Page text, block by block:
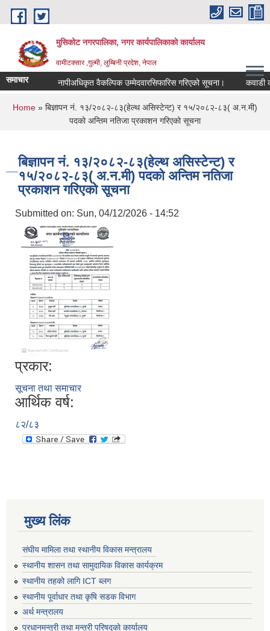
Skip to main content
मुसिकोट नगरपालिका, नगर कार्यपालिकाकाे कार्यालय
वामीटक्सार ,गुल्मी, लुम्बिनी प्रदेश, नेपाल
समाचार नापीअधिकृत वैकल्पिक उम्मेदवारसिफारिस गरिएको सूचना। कवाडी
You are here
Home » बिज्ञापन नं. १३/२०८२-८३(हेल्थ असिस्टेन्ट) र १५/२०८२-८३( अ.न.मी)
पदको अन्तिम नतिजा प्रकाशन गरिएको सूचना
बिज्ञापन नं. १३/२०८२-८३(हेल्थ असिस्टेन्ट) र
१५/२०८२-८३( अ.न.मी) पदको अन्तिम नतिजा
प्रकाशन गरिएको सूचना
Submitted on: Sun, 04/12/2026 - 14:52
प्रकार:
सूचना तथा समाचार
आर्थिक वर्ष:
८२/८३
मुख्य लिंक
संघीय मामिला तथा स्थानीय विकास मन्त्रालय
स्थानीय शासन तथा सामुदायिक विकास कार्यक्रम
स्थानीय तहको लागि ICT ब्लग
स्थानीय पूर्वाधार तथा कृषि सडक विभाग
अर्थ मन्त्रालय
प्रधानमन्त्री तथा मन्त्री परिषद्काे कार्यालय